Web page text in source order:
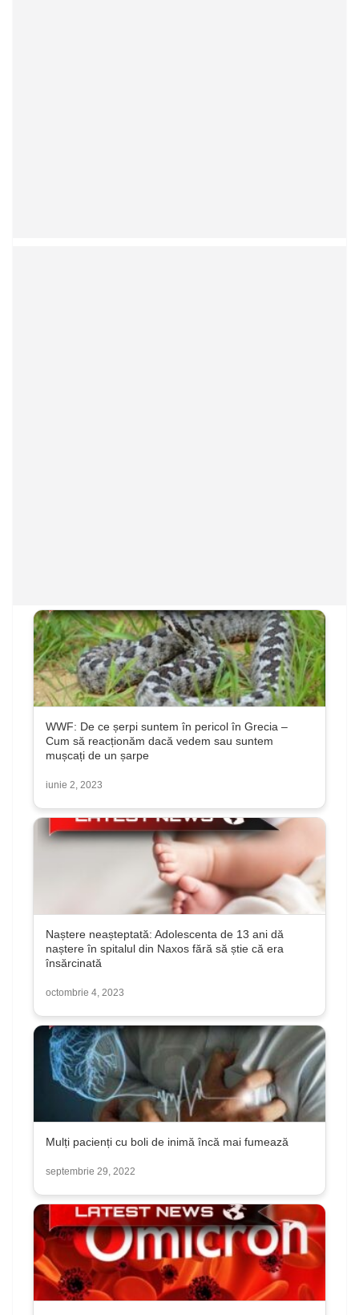
WWF: De ce șerpi suntem în pericol în Grecia –
Cum să reacționăm dacă vedem sau suntem
mușcați de un șarpe
iunie 2, 2023
Naștere neașteptată: Adolescenta de 13 ani dă
naștere în spitalul din Naxos fără să știe că era
însărcinată
octombrie 4, 2023
Mulți pacienți cu boli de inimă încă mai fumează
septembrie 29, 2022